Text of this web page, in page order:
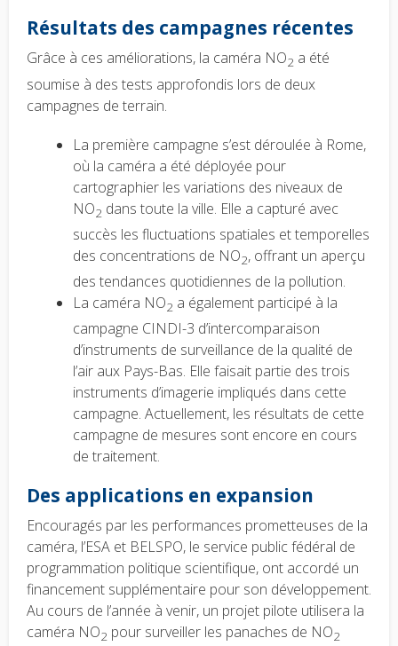
Résultats des campagnes récentes
Grâce à ces améliorations, la caméra NO2 a été
soumise à des tests approfondis lors de deux
campagnes de terrain.
La première campagne s’est déroulée à Rome,
où la caméra a été déployée pour
cartographier les variations des niveaux de
NO2 dans toute la ville. Elle a capturé avec
succès les fluctuations spatiales et temporelles
des concentrations de NO2, offrant un aperçu
des tendances quotidiennes de la pollution.
La caméra NO2 a également participé à la
campagne CINDI-3 d’intercomparaison
d’instruments de surveillance de la qualité de
l’air aux Pays-Bas. Elle faisait partie des trois
instruments d’imagerie impliqués dans cette
campagne. Actuellement, les résultats de cette
campagne de mesures sont encore en cours
de traitement.
Des applications en expansion
Encouragés par les performances prometteuses de la
caméra, l’ESA et BELSPO, le service public fédéral de
programmation politique scientifique, ont accordé un
financement supplémentaire pour son développement.
Au cours de l’année à venir, un projet pilote utilisera la
caméra NO2 pour surveiller les panaches de NO2